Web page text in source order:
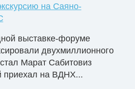
на Саяно-
выставке-форуме
двухмиллионного
Марат Сабитовиз
приехал на ВДНХ...